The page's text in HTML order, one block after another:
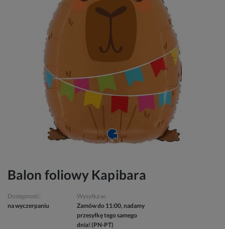
Balon foliowy Kapibara
Dostępność:
na wyczerpaniu
Wysyłka w:
Zamów do 11:00, nadamy
przesyłkę tego samego
dnia! (PN-PT)